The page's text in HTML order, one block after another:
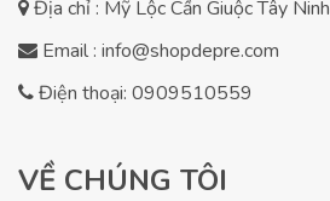
Địa chỉ : Mỹ Lộc Cần Giuộc Tây Ninh
Email : info@shopdepre.com
Điện thoại: 0909510559
VỀ CHÚNG TÔI